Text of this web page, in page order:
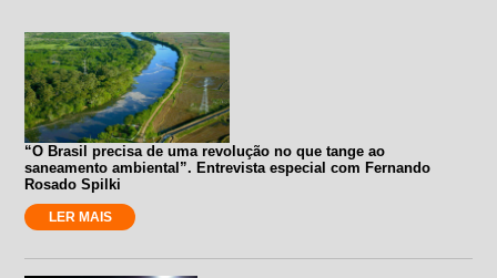
“O Brasil precisa de uma revolução no que tange ao
saneamento ambiental”. Entrevista especial com Fernando
Rosado Spilki
LER MAIS